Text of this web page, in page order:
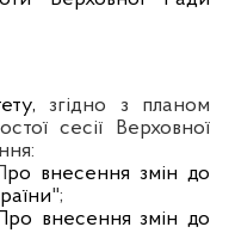
згідно з планом
сесії Верховної
ро внесення змін до
";
внесення змін до